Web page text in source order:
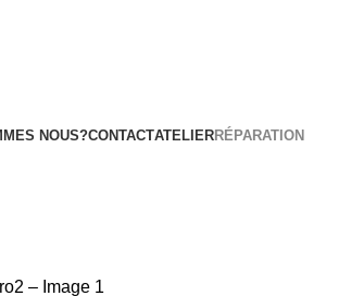
NOUS?CONTACTATELIERRÉPARATION